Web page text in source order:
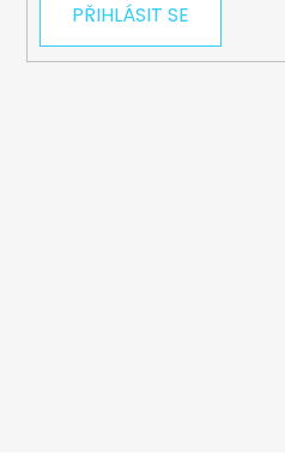
PŘIHLÁSIT SE